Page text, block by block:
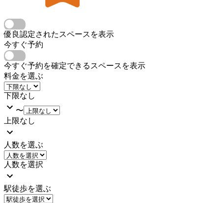
優良認定されたスペースを表示
今すぐ予約
今すぐ予約を確定できるスペースを表示
料金を選ぶ
下限なし
〜
上限なし
人数を選ぶ
人数を選択
駅徒歩を選ぶ